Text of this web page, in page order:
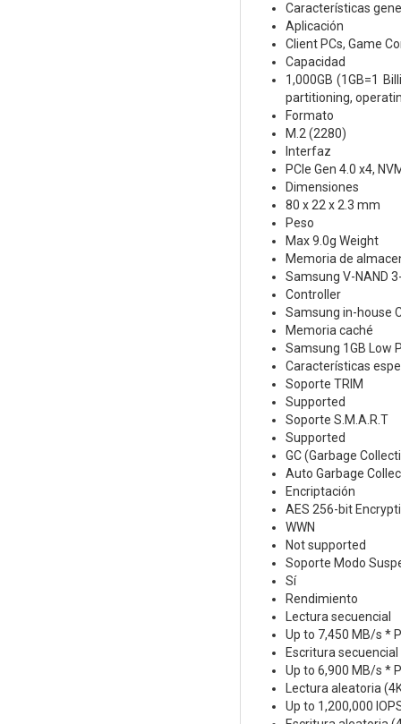
Características
Aplicación
Client PCs, Game
Capacidad
1,000GB (1GB=1
partitioning,
Formato
M.2 (2280)
Interfaz
PCIe Gen 4.0 x4,
Dimensiones
80 x 22 x 2.3 mm
Peso
Max 9.0g Weight
Memoria de
Samsung V-NAND
Controller
Samsung in-house
Memoria caché
Samsung 1GB Low
Características
Soporte TRIM
Supported
Soporte S.M.A.R.T
Supported
GC (Garbage
Auto Garbage
Encriptación
AES 256-bit
WWN
Not supported
Soporte Modo
Sí
Rendimiento
Lectura secuencial
Up to 7,450 MB/s *
Escritura secuencial
Up to 6,900 MB/s *
Lectura aleatoria
Up to 1,200,000